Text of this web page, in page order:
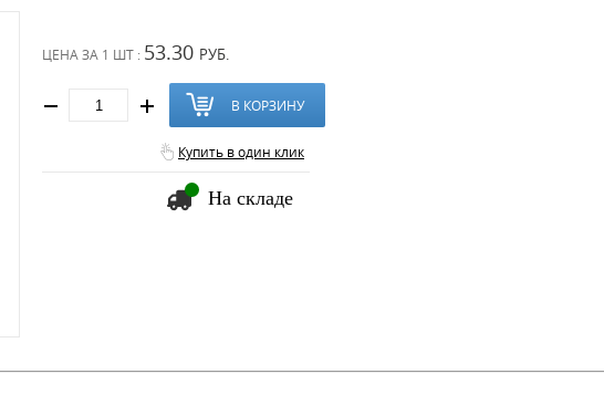
ЦЕНА ЗА 1 ШТ : 53.30 РУБ.
В КОРЗИНУ
Купить в один клик
На складе